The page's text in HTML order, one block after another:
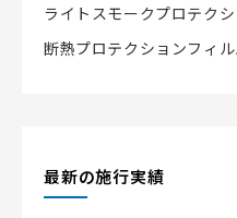
ライトスモークプロテク
断熱プロテクションフィ
最新の施行実績